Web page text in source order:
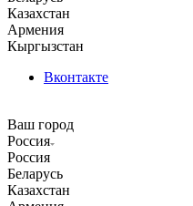
Казахстан
Армения
Кыргызстан
Вконтакте
Ваш город
Россия
Россия
Беларусь
Казахстан